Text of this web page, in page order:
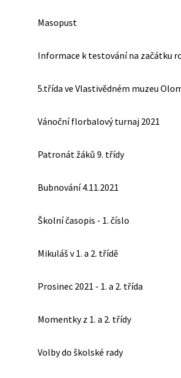
Masopust
Informace k testování na začátku
5.třída ve Vlastivědném muzeu
Vánoční florbalový turnaj 2021
Patronát žáků 9. třídy
Bubnování 4.11.2021
Školní časopis - 1. číslo
Mikuláš v 1. a 2. třídě
Prosinec 2021 - 1. a 2. třída
Momentky z 1. a 2. třídy
Volby do školské rady